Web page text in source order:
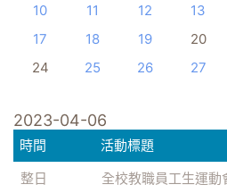
10
11 12 13
17
18 19 20
24
25 26 27
2023-04-06
時間
活動標題
整日
全校教職員工生運動